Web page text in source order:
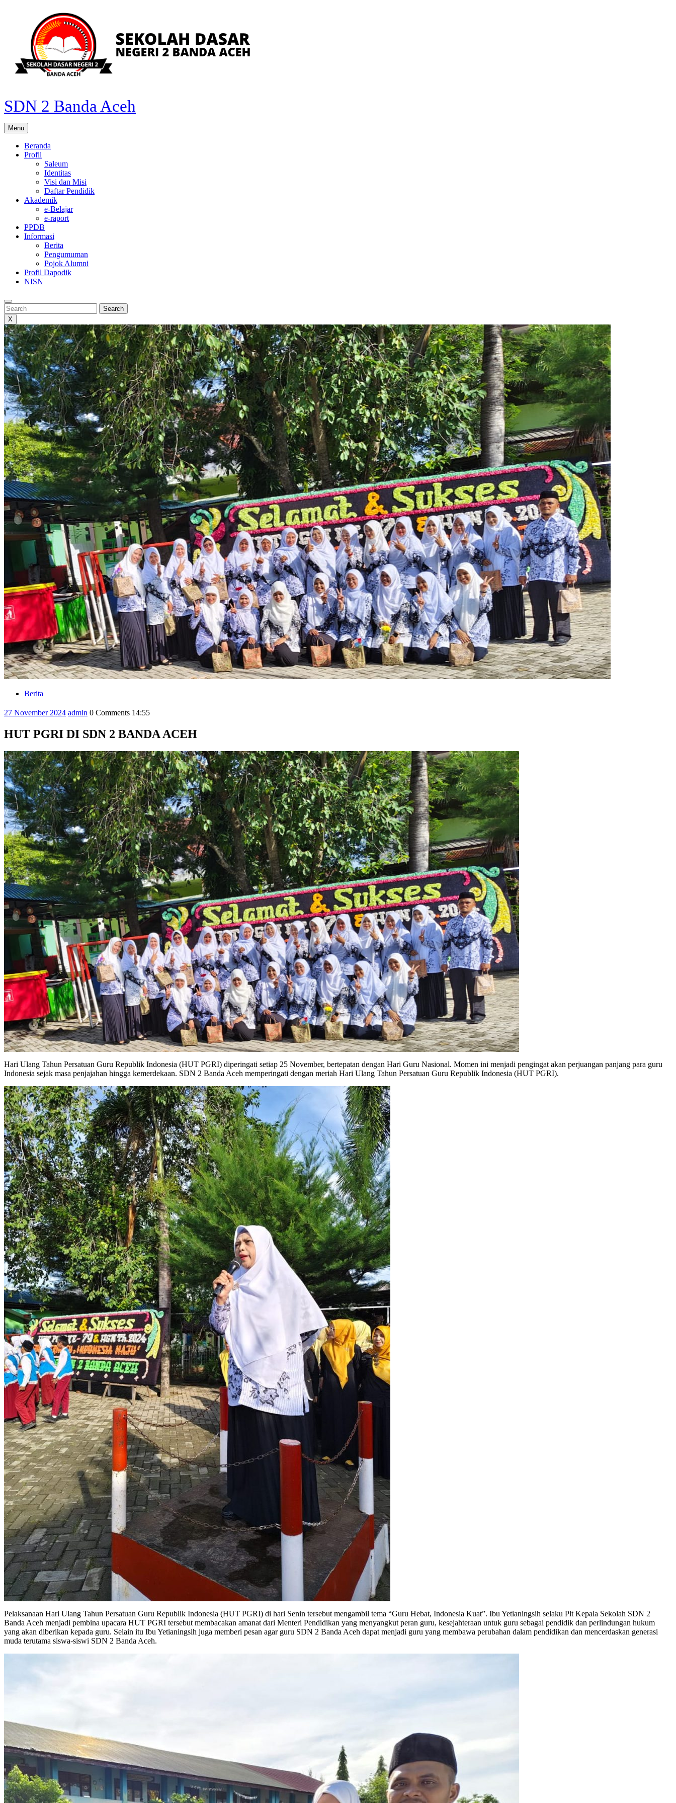
SDN 2 Banda Aceh
Menu
Beranda
Profil
Saleum
Identitas
Visi dan Misi
Daftar Pendidik
Akademik
e-Belajar
e-raport
PPDB
Informasi
Berita
Pengumuman
Pojok Alumni
Profil Dapodik
NISN
Search
Search
X
Berita
Category
27 November 202427
2024
admin admin
0 Comments 14:55
HUT PGRI DI SDN 2 BANDA ACEH
Hari Ulang Tahun Persatuan Guru Republik Indonesia (HUT PGRI) diperingati setiap 25 November, bertepatan dengan Hari Guru Nasional. Momen ini menjadi pengingat akan perjuangan panjang para guru
Indonesia sejak masa penjajahan hingga kemerdekaan. SDN 2 Banda Aceh memperingati dengan meriah Hari Ulang Tahun Persatuan Guru Republik Indonesia (HUT PGRI).
Pelaksanaan Hari Ulang Tahun Persatuan Guru Republik Indonesia (HUT PGRI) di hari Senin tersebut mengambil tema “Guru Hebat, Indonesia Kuat”. Ibu Yetianingsih selaku Plt Kepala Sekolah SDN 2
Banda Aceh menjadi pembina upacara HUT PGRI tersebut membacakan amanat dari Menteri Pendidikan yang menyangkut peran guru, kesejahteraan untuk guru sebagai pendidik dan perlindungan hukum
yang akan diberikan kepada guru. Selain itu Ibu Yetianingsih juga memberi pesan agar guru SDN 2 Banda Aceh dapat menjadi guru yang membawa perubahan dalam pendidikan dan mencerdaskan generasi
muda terutama siswa-siswi SDN 2 Banda Aceh.